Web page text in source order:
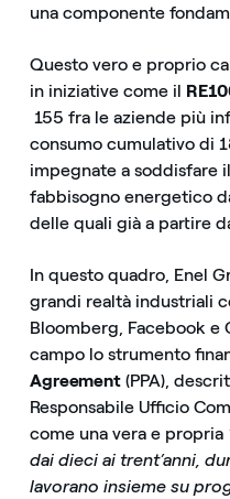
una componente
Questo vero e proprio
in iniziative come il
155 fra le aziende più
consumo cumulativo di
impegnate a soddisfare
fabbisogno energetico
delle quali già a partire
In questo quadro, Enel
grandi realtà industriali
Bloomberg, Facebook e
campo lo strumento
Agreement (PPA),
Responsabile Ufficio
come una vera e propria
dai dieci ai trent’anni,
lavorano insieme su